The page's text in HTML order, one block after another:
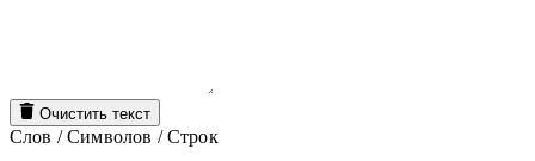
Очистить текст
Слов / Символов / Строк